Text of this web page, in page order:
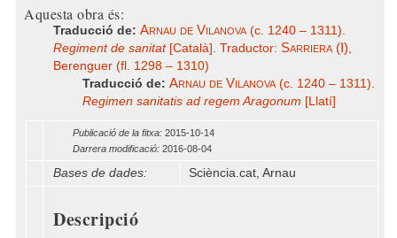
Aquesta obra és:
Traducció de: Arnau de Vilanova(c. 1240 – 1311).
Regiment de sanitat[Català]. Traductor: Sarriera (I),
Berenguer (fl. 1298 – 1310)
Traducció de: Arnau de Vilanova(c. 1240 – 1311).
Regimen sanitatis ad regem Aragonum [Llatí]
Publicació de la fitxa: 2015-10-14
Darrera modificació: 2016-08-04
Bases de dades: Sciència.cat, Arnau
Descripció